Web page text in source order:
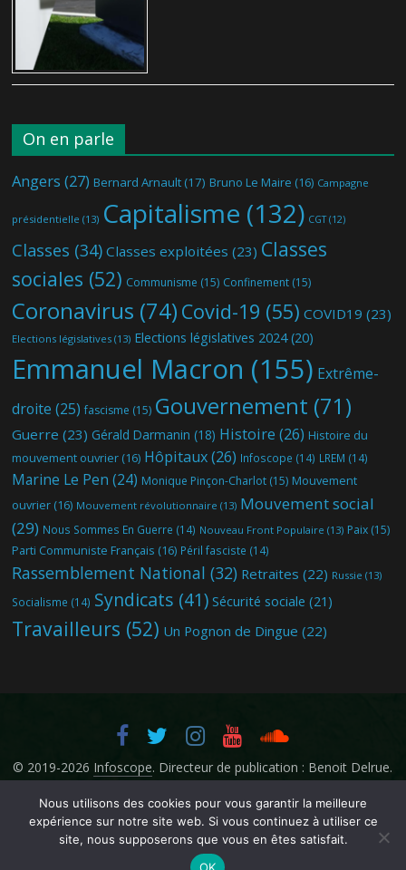
On en parle
Angers (27) Bernard Arnault (17) Bruno Le Maire (16) Campagne
présidentielle (13) Capitalisme (132) CGT(12)
Classes (34) Classes exploitées (23) Classes
sociales (52) Communisme (15) Confinement (15)
Coronavirus (74) Covid-19 (55) COVID19 (23)
Elections législatives (13) Elections législatives 2024(20)
Emmanuel Macron (155) Extrême-
droite (25) fascisme (15) Gouvernement (71)
Guerre (23) Gérald Darmanin (18) Histoire (26) Histoire du
mouvement ouvrier (16) Hôpitaux(26) Infoscope (14) LREM (14)
Marine Le Pen (24) Monique Pinçon-Charlot (15) Mouvement
ouvrier (16) Mouvement révolutionnaire (13) Mouvement social
(29) Nous Sommes En Guerre (14) Nouveau Front Populaire (13) Paix (15)
Parti Communiste Français (16) Péril fasciste (14)
Rassemblement National (32) Retraites (22) Russie (13)
Socialisme (14) Syndicats (41) Sécurité sociale (21)
Travailleurs (52) Un Pognon de Dingue (22)
© 2019-2026 Infoscope. Directeur de publication : Benoit Delrue.
Nous utilisons des cookies pour vous garantir la meilleure
expérience sur notre site web. Si vous continuez à utiliser ce
site, nous supposerons que vous en êtes satisfait.
OK